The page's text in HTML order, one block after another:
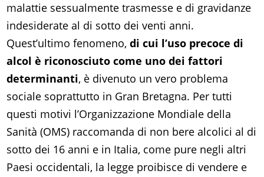
malattie sessualmente trasmesse e di gravidanze
indesiderate al di sotto dei venti anni.
Quest’ultimo fenomeno,di cui l’uso precoce di
alcol è riconosciuto come uno dei fattori
determinanti, è divenuto un vero problema
sociale soprattutto in Gran Bretagna. Per tutti
questi motivi l’Organizzazione Mondiale della
Sanità (OMS) raccomanda di non bere alcolici al di
sotto dei 16 anni e in Italia, come pure negli altri
Paesi occidentali, la legge proibisce di vendere e